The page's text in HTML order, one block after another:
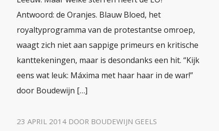
Antwoord: de Oranjes. Blauw Bloed, het
royaltyprogramma van de protestantse omroep,
waagt zich niet aan sappige primeurs en kritische
kanttekeningen, maar is desondanks een hit. “Kijk
eens wat leuk: Máxima met haar haar in de war!”
door Boudewijn […]
23 APRIL 2014 DOOR BOUDEWIJN GEELS